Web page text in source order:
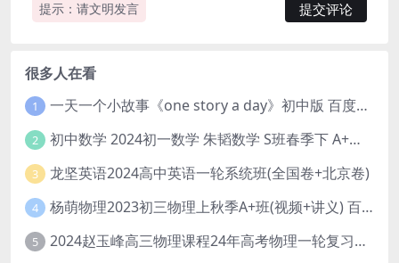
提示：请文明发言
很多人在看
1 一天一个小故事《one story a day》初中版 百度网盘分享下载
2 初中数学 2024初一数学 朱韬数学 S班春季下 A+班春季下 百度云网盘
3 龙坚英语2024高中英语一轮系统班(全国卷+北京卷)
4 杨萌物理2023初三物理上秋季A+班(视频+讲义) 百度网盘分享
5 2024赵玉峰高三物理课程24年高考物理一轮复习网课教程